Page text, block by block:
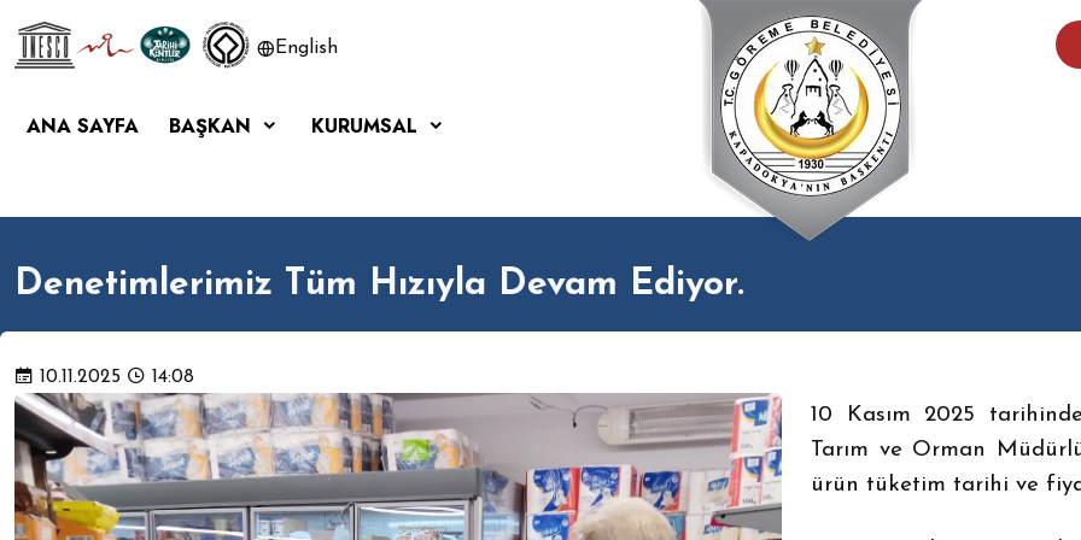
English
ANA SAYFA BAŞKAN KURUMSAL
Denetimlerimiz Tüm Hızıyla Devam Ediyor.
10.11.2025 14:08
10 Kasım 2025
Tarım ve Orman
ürün tüketim tarihi ve